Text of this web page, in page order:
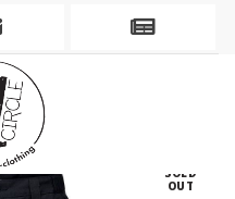
Mobile
SOLD
OUT